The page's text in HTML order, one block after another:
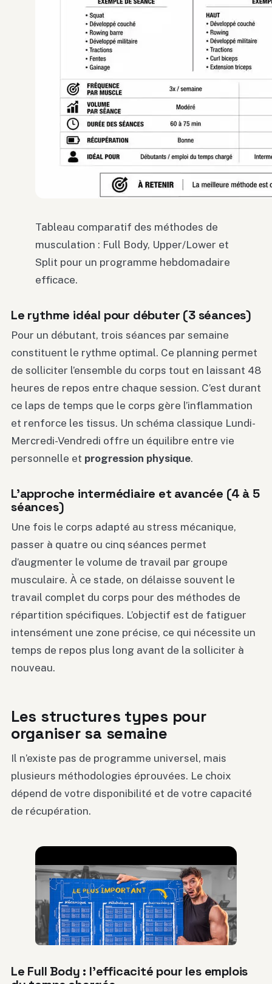
Tableau comparatif des méthodes de
musculation : Full Body, Upper/Lower et
Split pour un programme hebdomadaire
efficace.
Le rythme idéal pour débuter (3 séances)
Pour un débutant, trois séances par semaine
constituent le rythme optimal. Ce planning permet
de solliciter l’ensemble du corps tout en laissant 48
heures de repos entre chaque session. C’est durant
ce laps de temps que le corps gère l’inflammation
et renforce les tissus. Un schéma classique Lundi-
Mercredi-Vendredi offre un équilibre entre vie
personnelle et progression physique.
L’approche intermédiaire et avancée (4 à 5
séances)
Une fois le corps adapté au stress mécanique,
passer à quatre ou cinq séances permet
d’augmenter le volume de travail par groupe
musculaire. À ce stade, on délaisse souvent le
travail complet du corps pour des méthodes de
répartition spécifiques. L’objectif est de fatiguer
intensément une zone précise, ce qui nécessite un
temps de repos plus long avant de la solliciter à
nouveau.
Les structures types pour
organiser sa semaine
Il n’existe pas de programme universel, mais
plusieurs méthodologies éprouvées. Le choix
dépend de votre disponibilité et de votre capacité
de récupération.
Le Full Body : l’efficacité pour les emplois